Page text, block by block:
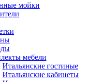
мойки
мебели
Итальянские гостиные
Итальянские кабинеты